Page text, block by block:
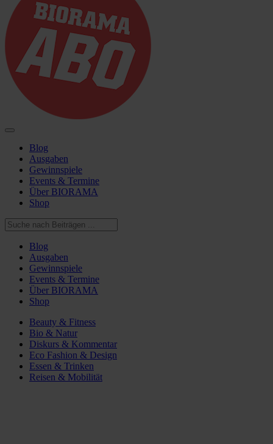
Blog
Ausgaben
Gewinnspiele
Events & Termine
Über BIORAMA
Shop
Blog
Ausgaben
Gewinnspiele
Events & Termine
Über BIORAMA
Shop
Beauty & Fitness
Bio & Natur
Diskurs & Kommentar
Eco Fashion & Design
Essen & Trinken
Reisen & Mobilität